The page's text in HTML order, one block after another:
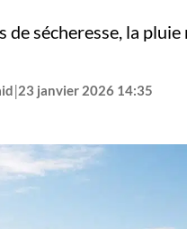
de sécheresse, la
|23 janvier 2026 14:35